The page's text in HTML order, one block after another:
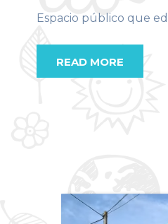
Espacio público que
READ MORE